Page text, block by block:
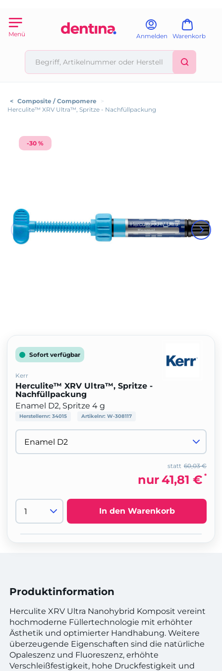
Menü Anmelden Warenkorb
< Composite / Compomere
>
Herculite™ XRV Ultra™, Spritze - Nachfüllpackung
-30 %
Sofort verfügbar
Kerr
Herculite™ XRV Ultra™, Spritze -
Nachfüllpackung
Enamel D2, Spritze 4 g
Herstellernr: 34015 Artikelnr: W-308117
60,03 €
statt
nur41,81 € *
In den Warenkorb
Produktinformation
Herculite XRV Ultra Nanohybrid Komposit vereint
hochmoderne Füllertechnologie mit erhöhter
Ästhetik und optimierter Handhabung. Weitere
überzeugende Eigenschaften sind die natürliche
Opaleszenz und Fluoreszenz, erhöhte
Verschleißfestigkeit, hohe Druckfestigkeit und